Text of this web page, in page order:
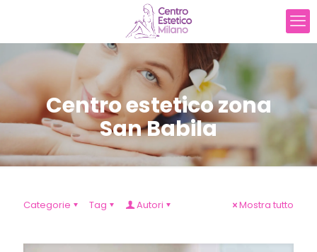
Centro estetico zona
San Babila
Categorie Tag Autori Mostra tutto